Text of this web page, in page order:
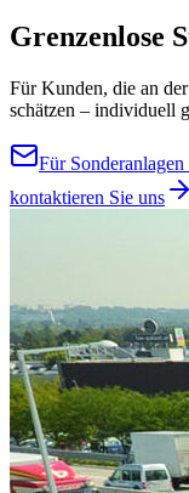
Grenzenlose
Für Kunden, die an
schätzen – individuell
Für
kontaktieren Sie uns